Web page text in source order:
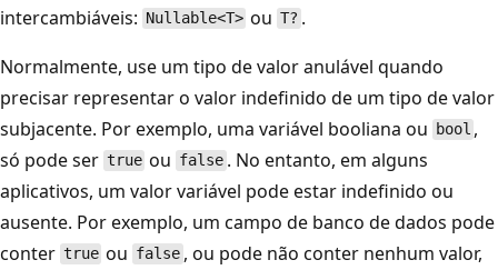
intercambiáveis: Nullable<T> ouT? .
Normalmente, use um tipo de valor anulável quando
precisar representar o valor indefinido de um tipo de valor
subjacente. Por exemplo, uma variável booliana ou
bool ,
só pode ser true ou false. No entanto, em alguns
aplicativos, um valor variável pode estar indefinido ou
ausente. Por exemplo, um campo de banco de dados pode
conter true ou false, ou pode não conter nenhum valor,